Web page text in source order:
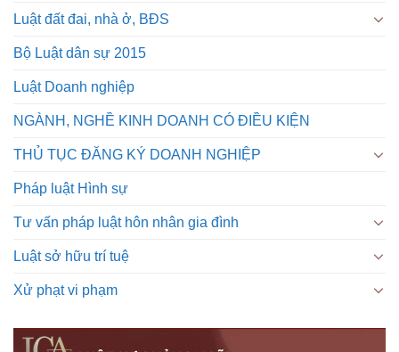
Luật đất đai, nhà ở, BĐS
Bộ Luật dân sự 2015
Luật Doanh nghiệp
NGÀNH, NGHỀ KINH DOANH CÓ ĐIỀU KIỆN
THỦ TỤC ĐĂNG KÝ DOANH NGHIỆP
Pháp luật Hình sự
Tư vấn pháp luật hôn nhân gia đình
Luật sở hữu trí tuệ
Xử phạt vi phạm